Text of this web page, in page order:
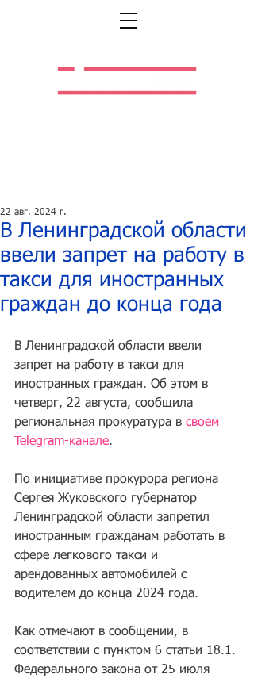
В Ленинградской области
ввели запрет на работу в
такси для иностранных
граждан до конца года
22 авг. 2024 г.
В Ленинградской области ввели
запрет на работу в такси для
иностранных граждан. Об этом в
четверг, 22 августа, сообщила
региональная прокуратура в своем
Telegram-канале.
По инициативе прокурора региона
Сергея Жуковского губернатор
Ленинградской области запретил
иностранным гражданам работать в
сфере легкового такси и
арендованных автомобилей с
водителем до конца 2024 года.
Как отмечают в сообщении, в
соответствии с пунктом 6 статьи 18.1.
Федерального закона от 25 июля